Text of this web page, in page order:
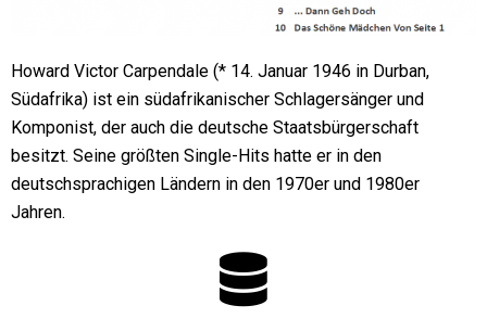
Howard Victor Carpendale (* 14. Januar 1946 in Durban,
Südafrika) ist ein südafrikanischer Schlagersänger und
Komponist, der auch die deutsche Staatsbürgerschaft
besitzt. Seine größten Single-Hits hatte er in den
deutschsprachigen Ländern in den 1970er und 1980er
Jahren.